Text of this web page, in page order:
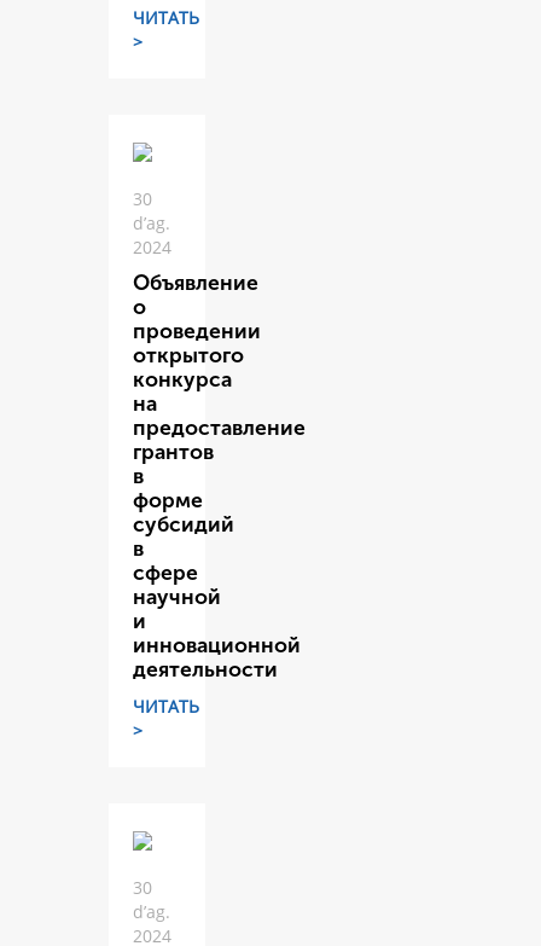
ЧИТАТЬ
>
30
d’ag.
2024
Объявление
о
проведении
открытого
конкурса
на
предоставление
грантов
в
форме
субсидий
в
сфере
научной
и
инновационной
деятельности
ЧИТАТЬ
>
30
d’ag.
2024